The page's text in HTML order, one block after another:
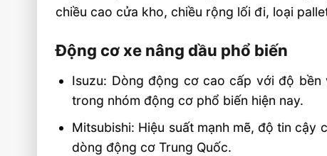
chiều cao cửa kho, chiều rộng lối đi, loại
Động cơ xe nâng dầu phổ biến
Isuzu: Dòng động cơ cao cấp với độ
trong nhóm động cơ phổ biến hiện nay.
Mitsubishi: Hiệu suất mạnh mẽ, độ tin
dòng động cơ Trung Quốc.